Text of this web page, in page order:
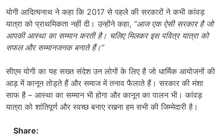
योगी आदित्यनाथ ने कहा कि 2017 से पहले की सरकारों ने कभी कांवड़
यात्रा को प्राथमिकता नहीं दी। उन्होंने कहा, “आज एक ऐसी सरकार है जो
आपकी आस्था का सम्मान करती है। चलिए मिलकर इस पवित्र यात्रा को
सफल और सम्मानजनक बनाते हैं।”
सीएम योगी का यह सख्त संदेश उन लोगों के लिए है जो धार्मिक आयोजनों की
आड़ में कानून तोड़ते हैं और समाज में तनाव फैलाते हैं। सरकार की मंशा
साफ है – आस्था का सम्मान भी होगा और कानून का पालन भी। कांवड़
यात्रा को शांतिपूर्ण और स्वच्छ बनाए रखना हम सभी की जिम्मेदारी है।
Share: